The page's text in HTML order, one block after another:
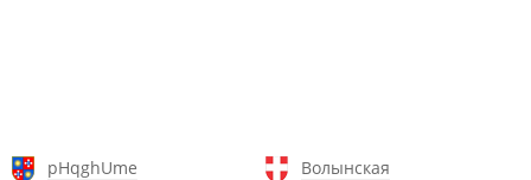
pHqghUme
Волынская